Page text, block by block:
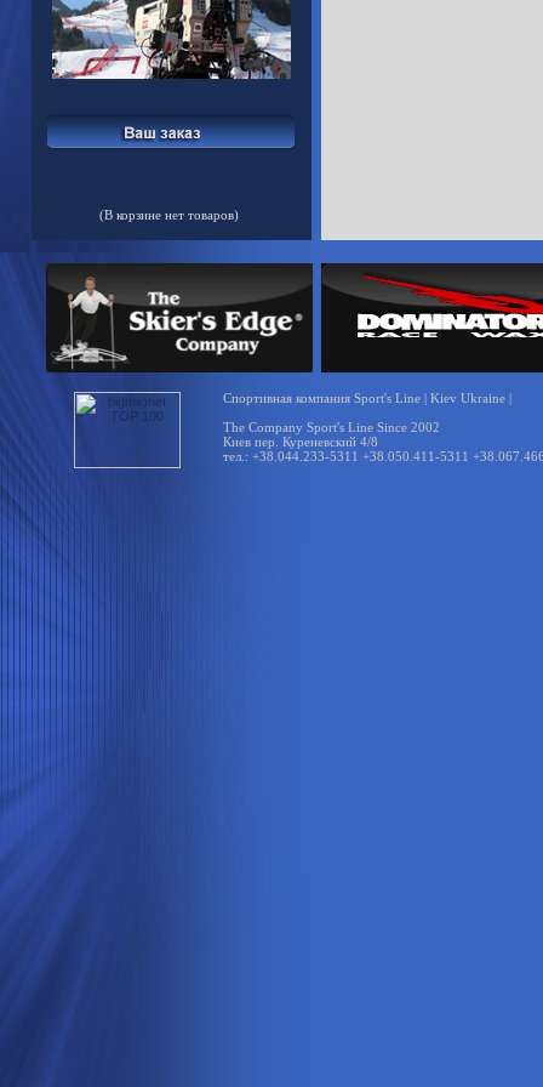
(В корзине нет товаров)
Спортивная компания Sport's Line | Kiev Ukraine |
The Company Sport's Line Since 2002
Киев пер. Куреневский 4/8
тел.: +38.044.233-5311 +38.050.411-5311